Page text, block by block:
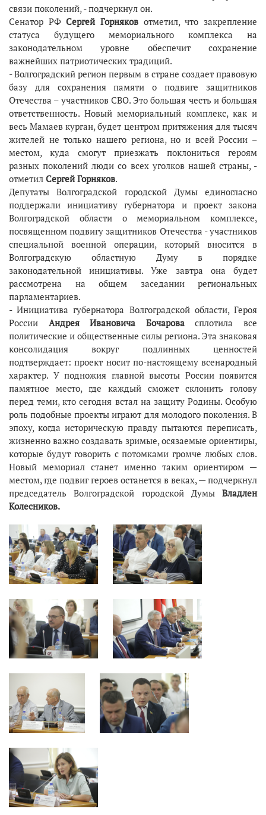
связи поколений, - подчеркнул он.
Сенатор РФСергей Горняков отметил, что закрепление
статуса будущего мемориального комплекса на
законодательном уровне обеспечит сохранение
важнейших патриотических традиций.
- Волгоградский регион первым в стране создает правовую
базу для сохранения памяти о подвиге защитников
Отечества – участников СВО. Это большая честь и большая
ответственность. Новый мемориальный комплекс, как и
весь Мамаев курган, будет центром притяжения для тысяч
жителей не только нашего региона, но и всей России –
местом, куда смогут приезжать поклониться героям
разных поколений люди со всех уголков нашей страны, -
отметил Сергей Горняков.
Депутаты Волгоградской городской Думы единогласно
поддержали инициативу губернатора и проект закона
Волгоградской области о мемориальном комплексе,
посвященном подвигу защитников Отечества - участников
специальной военной операции, который вносится в
Волгоградскую областную Думу в порядке
законодательной инициативы. Уже завтра она будет
рассмотрена на общем заседании региональных
парламентариев.
- Инициатива губернатора Волгоградской области, Героя
России Андрея Ивановича Бочаровасплотила все
политические и общественные силы региона. Эта знаковая
консолидация вокруг подлинных ценностей
подтверждает: проект носит по-настоящему всенародный
характер. У подножия главной высоты России появится
памятное место, где каждый сможет склонить голову
перед теми, кто сегодня встал на защиту Родины. Особую
роль подобные проекты играют для молодого поколения. В
эпоху, когда историческую правду пытаются переписать,
жизненно важно создавать зримые, осязаемые ориентиры,
которые будут говорить с потомками громче любых слов.
Новый мемориал станет именно таким ориентиром —
местом, где подвиг героев останется в веках, — подчеркнул
председатель Волгоградской городской Думы Владлен
Колесников.